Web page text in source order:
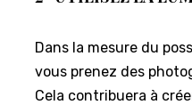
Dans la mesure du
vous prenez des
Cela contribuera à